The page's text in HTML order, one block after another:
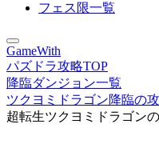
フェス限一覧
GameWith
パズドラ攻略TOP
降臨ダンジョン一覧
ツクヨミドラゴン降臨の
超転生ツクヨミドラゴン